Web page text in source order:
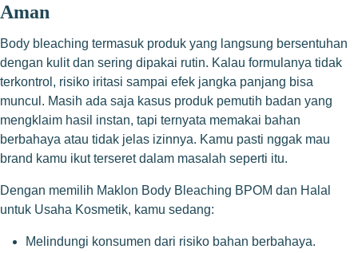
Aman
Body bleaching termasuk produk yang langsung bersentuhan
dengan kulit dan sering dipakai rutin. Kalau formulanya tidak
terkontrol, risiko iritasi sampai efek jangka panjang bisa
muncul. Masih ada saja kasus produk pemutih badan yang
mengklaim hasil instan, tapi ternyata memakai bahan
berbahaya atau tidak jelas izinnya. Kamu pasti nggak mau
brand kamu ikut terseret dalam masalah seperti itu.
Dengan memilih Maklon Body Bleaching BPOM dan Halal
untuk Usaha Kosmetik, kamu sedang:
Melindungi konsumen dari risiko bahan berbahaya.